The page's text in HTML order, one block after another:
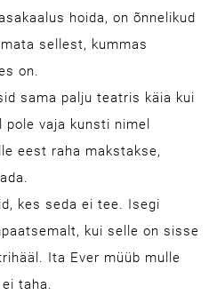
hoida, on õnnelikud
sellest, kummas
on.
sama palju teatris käia kui
vaja kunsti nimel
eest raha makstakse,
kes seda ei tee. Isegi
kui selle on sisse
Ita Ever müüb mulle
taha.